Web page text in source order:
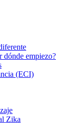
dónde empiezo?
(ECI)
Zika